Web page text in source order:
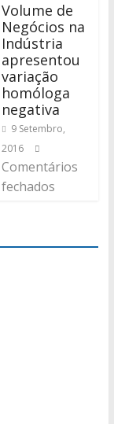
Volume de
Negócios na
Indústria
apresentou
variação
homóloga
negativa
9 Setembro,
2016
Comentários
fechados